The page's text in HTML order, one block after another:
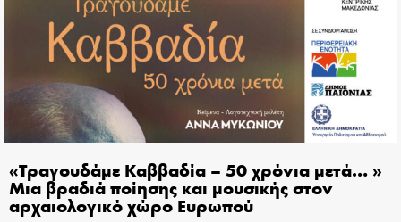
«Τραγουδάμε Καββαδία – 50 χρόνια μετά… »
Μια βραδιά ποίησης και μουσικής στον
αρχαιολογικό χώρο Ευρωπού